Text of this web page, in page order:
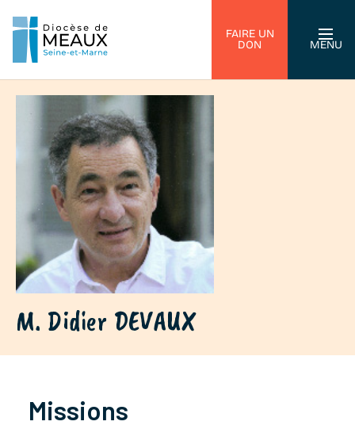
FAIRE UN
DON
MENU
M. Didier DEVAUX
Missions